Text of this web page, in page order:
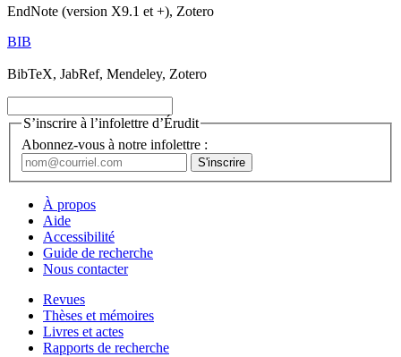
EndNote (version X9.1 et +), Zotero
BIB
BibTeX, JabRef, Mendeley, Zotero
S’inscrire à l’infolettre d’Érudit
Abonnez-vous à notre infolettre :
À propos
Aide
Accessibilité
Guide de recherche
Nous contacter
Revues
Thèses et mémoires
Livres et actes
Rapports de recherche